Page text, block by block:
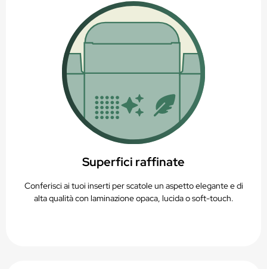
Superfici raffinate
Conferisci ai tuoi inserti per scatole un aspetto elegante e di
alta qualità con laminazione opaca, lucida o soft-touch.